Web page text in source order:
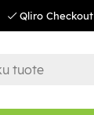
Qliro Checkout